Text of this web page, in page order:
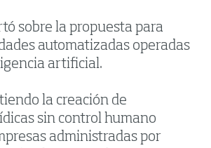
sobre la propuesta para
automatizadas operadas
artificial.
la creación de
sin control humano
administradas por